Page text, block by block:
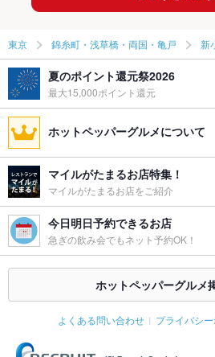
東京 錦糸町・浅草橋・両国・亀戸 新
夏のポイント還元祭2026
最大15,000ポイント還元
ホットペッパーグルメについて
マイルがたまるお店特集！
マイルがたまるお店をご紹介
今日明日予約できるお店
急ぎの飲み会でもネット予約OK！
ホットペッパーグルメ
よくある問い合わせ プライバシ